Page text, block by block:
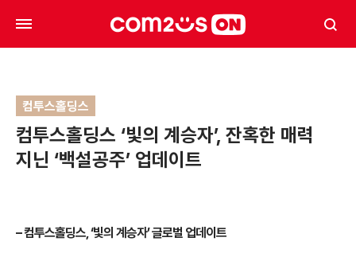
컴투스홀딩스
컴투스홀딩스 ‘빛의 계승자’, 잔혹한 매력
지닌 ‘백설공주’ 업데이트
–컴투스홀딩스, ‘빛의 계승자’ 글로벌 업데이트